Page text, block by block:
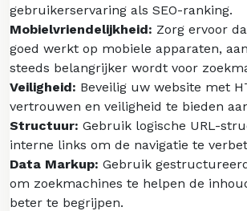
gebruikerservaring als SEO-ranking.
Mobielvriendelijkheid: Zorg ervoor
goed werkt op mobiele apparaten,
steeds belangrijker wordt voor
Veiligheid: Beveilig uw website met
vertrouwen en veiligheid te bieden
Structuur: Gebruik logische URL-
interne links om de navigatie te
Data Markup: Gebruik
om zoekmachines te helpen de
beter te begrijpen.